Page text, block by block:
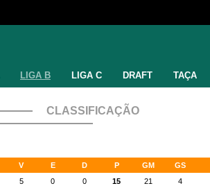
LIGA B LIGA C DRAFT TAÇA
CLASSIFICAÇÃO
V E D P GM GS
5 0 0 15 21 4